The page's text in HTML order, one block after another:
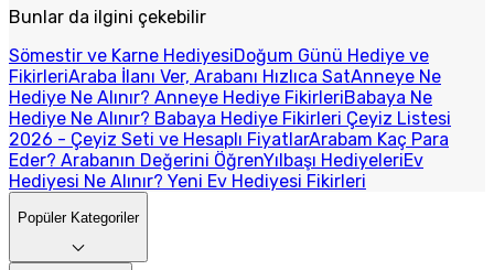
Bunlar da ilgini çekebilir
Sömestir ve Karne HediyesiDoğum Günü Hediye ve
FikirleriAraba İlanı Ver, Arabanı Hızlıca SatAnneye Ne
Hediye Ne Alınır? Anneye Hediye FikirleriBabaya Ne
Hediye Ne Alınır? Babaya Hediye Fikirleri Çeyiz Listesi
2026 - Çeyiz Seti ve Hesaplı FiyatlarArabam Kaç Para
Eder? Arabanın Değerini ÖğrenYılbaşı HediyeleriEv
Hediyesi Ne Alınır? Yeni Ev Hediyesi Fikirleri
Popüler Kategoriler